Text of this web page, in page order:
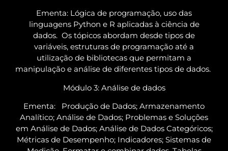
Ementa: Lógica de programação, uso das
linguagens Python e R aplicadas à ciência de
dados. Os tópicos abordam desde tipos de
variáveis, estruturas de programação até a
utilização de bibliotecas que permitam a
manipulação e análise de diferentes tipos de dados.
Módulo 3: Análise de dados
Ementa: Produção de Dados; Armazenamento
Analítico; Análise de Dados; Problemas e Soluções
em Análise de Dados; Análise de Dados Categóricos;
Métricas de Desempenho; Indicadores; Sistemas de